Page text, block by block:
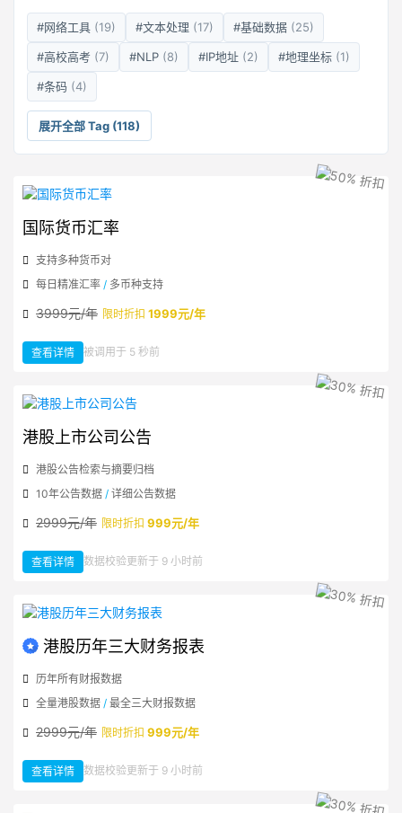
#网络工具 (19) #文本处理 (17) #基础数据 (25)
#高校高考 (7) #NLP (8) #IP地址 (2) #地理坐标 (1)
#条码 (4)
展开全部 Tag (118)
国际货币汇率
支持多种货币对
每日精准汇率 / 多币种支持
3999元/年 限时折扣 1999元/年
查看详情 ：
国
汇
率
被调用于 5 秒前
港股上市公司公告
港股公告检索与摘要归档
10年公告数据 / 详细公告数据
2999元/年 限时折扣 999元/年
查看详情 ：
港
司
公
数据校验更新于 9 小时前
港股历年三大财务报表
历年所有财报数据
全量港股数据 / 最全三大财报数据
2999元/年 限时折扣 999元/年
查看详情 ：
港
数据校验更新于 9 小时前